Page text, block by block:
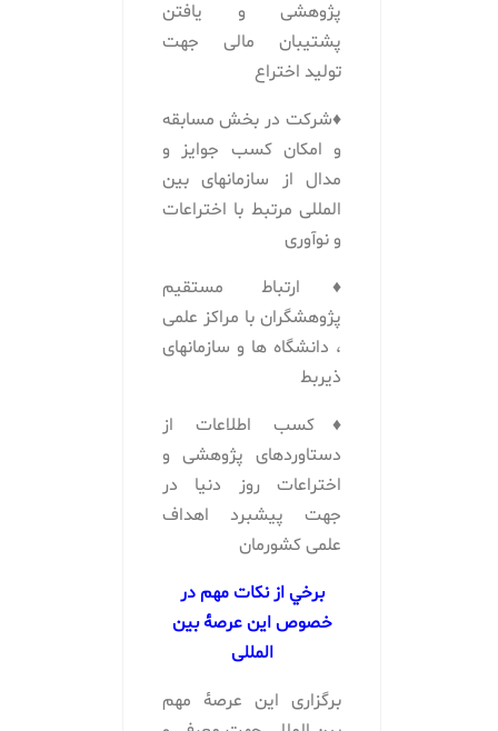
پژوهشی و یافتن
پشتیبان مالی جهت
تولید اختراع
♦شرکت در بخش مسابقه
و امکان کسب جوایز و
مدال از سازمانهای بین
المللی مرتبط با اختراعات
و نوآوری
♦ارتباط مستقیم
پژوهشگران با مراکز علمی
، دانشگاه ها و سازمانهای
ذیربط
♦کسب اطلاعات از
دستاوردهای پژوهشی و
اختراعات روز دنیا در
جهت پیشبرد اهداف
علمی کشورمان
برخي از نكات مهم در
خصوص این عرصۀ بین
المللی
برگزاری اين عرصۀ مهم